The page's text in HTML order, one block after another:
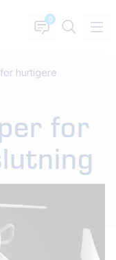
0
hurtigere
for